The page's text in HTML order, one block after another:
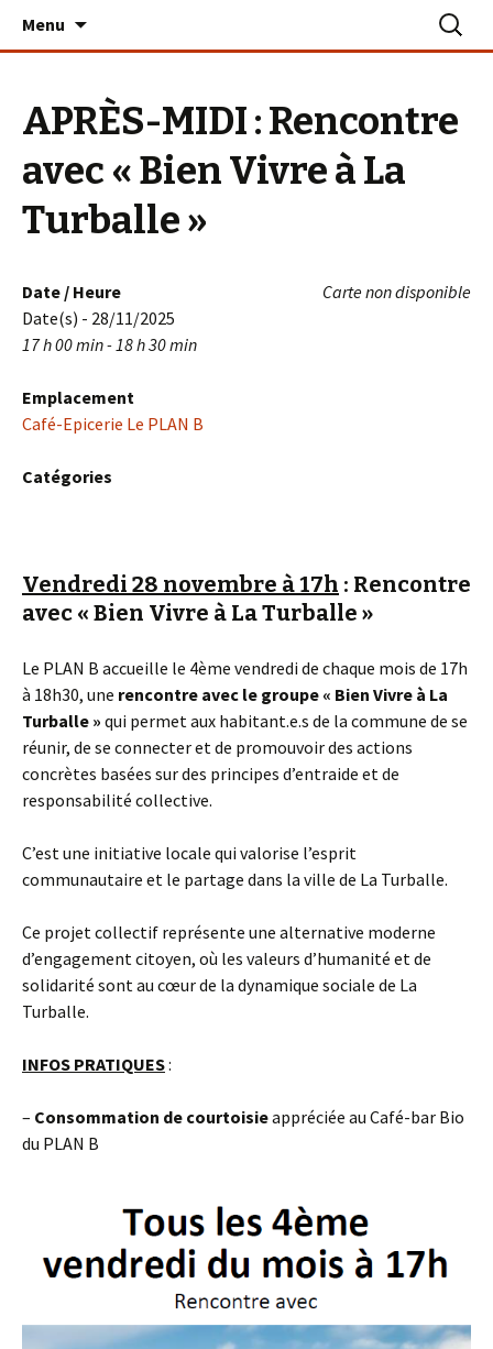
Le PLAN B – La Turballe
Menu
APRÈS-MIDI : Rencontre
avec « Bien Vivre à La
Turballe »
Carte non disponible
Date / Heure
Date(s) - 28/11/2025
17 h 00 min - 18 h 30 min
Emplacement
Café-Epicerie Le PLAN B
Catégories
Vendredi 28 novembre à 17h : Rencontre
avec « Bien Vivre à La Turballe »
Le PLAN B accueille le 4ème vendredi de chaque mois de 17h
à 18h30, une rencontre avec le groupe « Bien Vivre à La
Turballe » qui permet aux habitant.e.s de la commune de se
réunir, de se connecter et de promouvoir des actions
concrètes basées sur des principes d’entraide et de
responsabilité collective.
C’est une initiative locale qui valorise l’esprit
communautaire et le partage dans la ville de La Turballe.
Ce projet collectif représente une alternative moderne
d’engagement citoyen, où les valeurs d’humanité et de
solidarité sont au cœur de la dynamique sociale de La
Turballe.
INFOS PRATIQUES:
– Consommation de courtoisieappréciée au Café-bar Bio
du PLAN B